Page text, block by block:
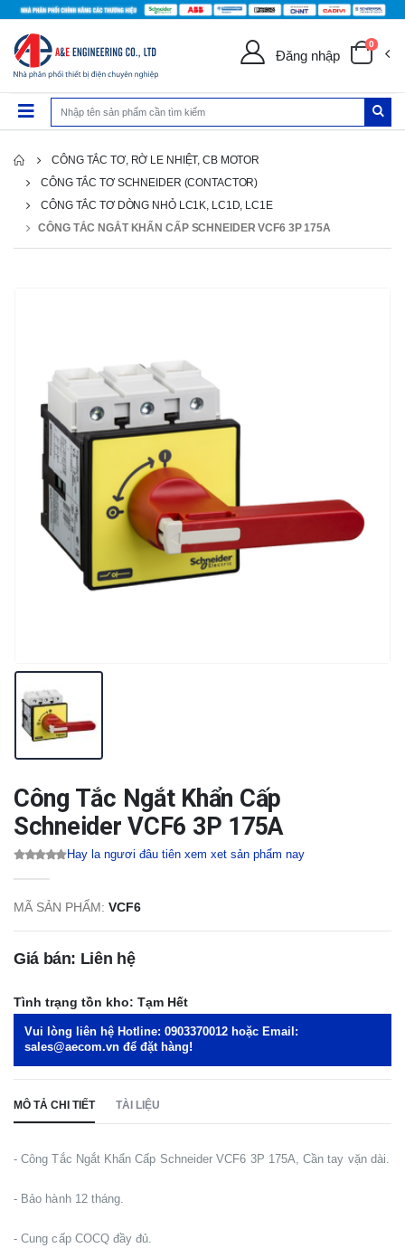
Đăng nhập
0
CÔNG TẮC TƠ, RỜ LE NHIỆT, CB MOTOR
CÔNG TẮC TƠ SCHNEIDER (CONTACTOR)
CÔNG TẮC TƠ DÒNG NHỎ LC1K, LC1D, LC1E
CÔNG TẮC NGẮT KHẨN CẤP SCHNEIDER VCF6 3P 175A
Công Tắc Ngắt Khẩn Cấp
Schneider VCF6 3P 175A
Hay la ngươi đâu tiên xem xet sản phẩm nay
MÃ SẢN PHẨM: VCF6
Giá bán: Liên hệ
Tình trạng tồn kho: Tạm Hết
Vui lòng liên hệ Hotline: 0903370012 hoặc Email:
sales@aecom.vn để đặt hàng!
MÔ TẢ CHI TIẾT TÀI LIỆU
- Công Tắc Ngắt Khẩn Cấp Schneider VCF6 3P 175A, Cần tay vặn dài.
- Bảo hành 12 tháng.
- Cung cấp COCQ đầy đủ.